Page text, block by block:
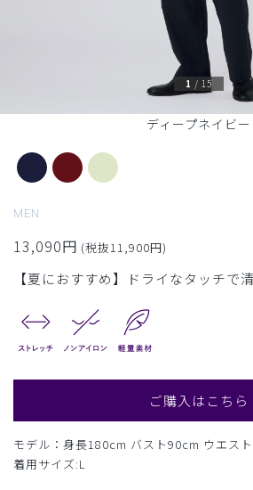
ディープネイビー
1 / 15
MEN
13,090円 (税抜11,900円)
【夏におすすめ】ドライなタッチで
ご購入はこちら
モデル：身長180cm バスト90cm ウエス
着用サイズ:L